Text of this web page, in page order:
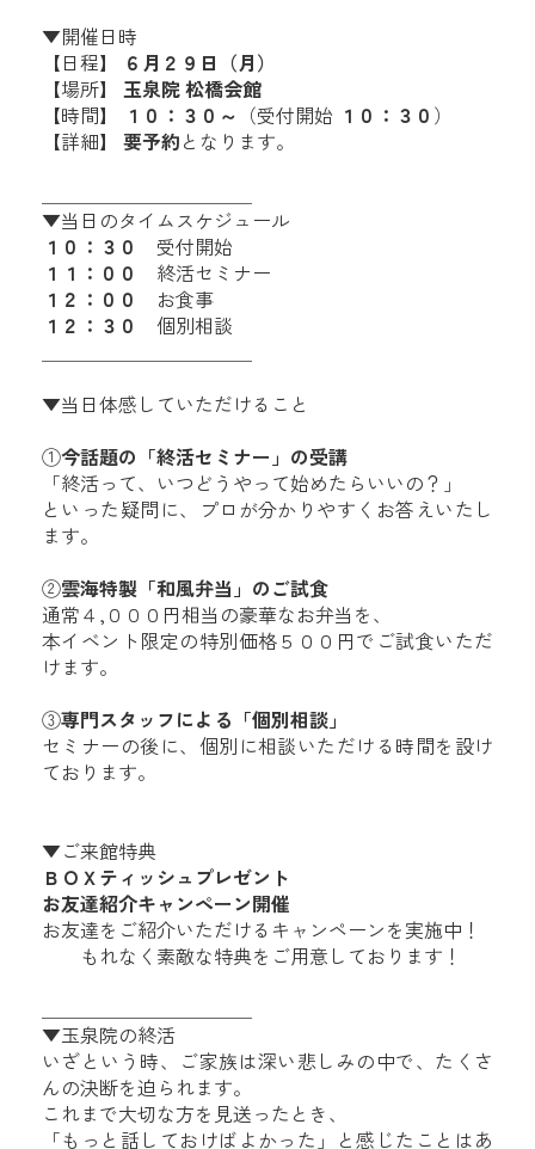
▼開催日時
【日程】
６月２９日（月）
【場所】 玉泉院 松橋会館
【時間】
１０：３０～ （受付開始 １０：３０ ）
【詳細】 要予約となります。
▼当日のタイムスケジュール
１０：３０
受付開始
１１：００
終活セミナー
１２：００
お食事
１２：３０
個別相談
▼当日体感していただけること
①今話題の「終活セミナー」の受講
「終活って、いつどうやって始めたらいいの？」
といった疑問に、
プロが分かりやすくお答えいたし
ます。
②雲海特製「和風弁当」のご試食
通常４,０００円相当の豪華なお弁当を、
本イベント限定の特別価格５００円でご試食いただ
けます。
③専門スタッフによる「個別相談」
セミナーの後に、個別に相談いただける時間を設け
ております。
▼ご来館特典
ＢＯＸティッシュプレゼント
お友達紹介キャンペーン開催
お友達をご紹介いただけるキャンペーンを実施中！
もれなく素敵な特典をご用意しております！
▼玉泉院の終活
いざという時、ご家族は深い悲しみの中で、たくさ
んの決断を迫られます。
これまで大切な方を見送ったとき、
「もっと話しておけばよかった」と感じたことはあ